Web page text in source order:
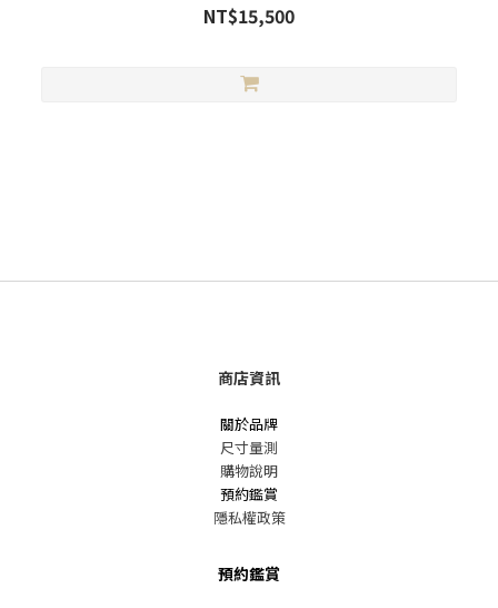
NT$15,500
商店資訊
關於品牌
尺寸量測
購物說明
預約鑑賞
隱私權政策
預約鑑賞